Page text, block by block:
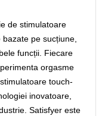
de stimulatoare
pe sucțiune,
funcții. Fiecare
orgasme
touch-
inovatoare,
Satisfyer este